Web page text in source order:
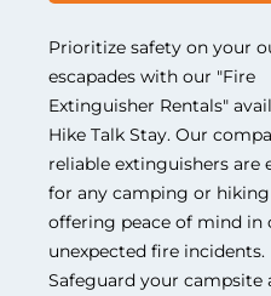
Prioritize safety on your
escapades with our "Fire
Extinguisher Rentals"
Hike Talk Stay. Our
reliable extinguishers are
for any camping or
offering peace of mind in
unexpected fire incidents.
Safeguard your campsite